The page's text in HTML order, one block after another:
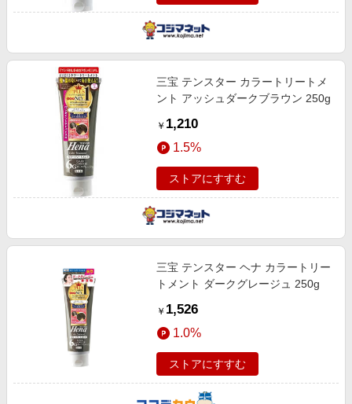
三宝 テンスター カラートリートメ
ント アッシュダークブラウン 250g
￥ 1,210
1.5%
ストアにすすむ
三宝 テンスター ヘナ カラートリー
トメント ダークグレージュ 250g
￥ 1,526
1.0%
ストアにすすむ